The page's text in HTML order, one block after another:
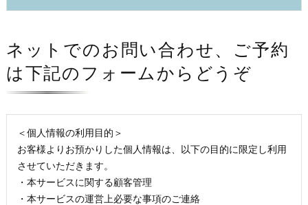
ネットでのお問い合わせ、ご予約
は下記のフォームからどうぞ
＜個人情報の利用目的＞
お客様よりお預かりした個人情報は、以下の目的に限定し利用
させていただきます。
・本サービスに関する顧客管理
・本サービスの運営上必要な事項のご連絡